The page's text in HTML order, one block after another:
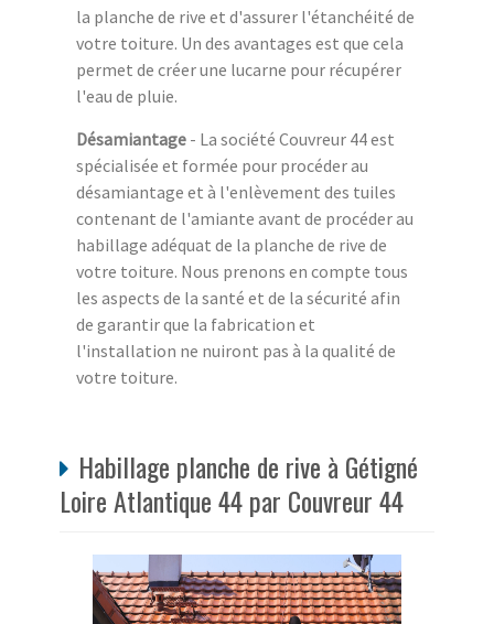
la planche de rive et d'assurer l'étanchéité de
votre toiture. Un des avantages est que cela
permet de créer une lucarne pour récupérer
l'eau de pluie.
Désamiantage - La société Couvreur 44 est
spécialisée et formée pour procéder au
désamiantage et à l'enlèvement des tuiles
contenant de l'amiante avant de procéder au
habillage adéquat de la planche de rive de
votre toiture. Nous prenons en compte tous
les aspects de la santé et de la sécurité afin
de garantir que la fabrication et
l'installation ne nuiront pas à la qualité de
votre toiture.
Habillage planche de rive à Gétigné
Loire Atlantique 44 par Couvreur 44